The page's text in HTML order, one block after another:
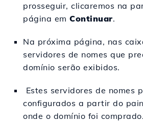
prosseguir, clicaremos na
página em Continuar.
Na próxima página, nas
servidores de nomes que
domínio serão exibidos.
Estes servidores de nomes
configurados a partir do
onde o domínio foi